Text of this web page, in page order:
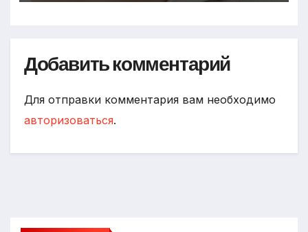
Добавить комментарий
Для отправки комментария вам необходимо
авторизоваться.